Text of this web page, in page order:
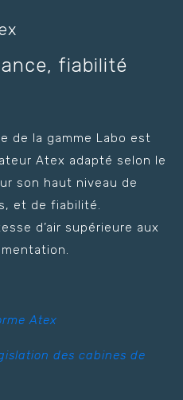
fiabilité
de la gamme Labo est
Atex adapté selon le
son haut niveau de
et de fiabilité.
d’air supérieure aux
Atex
des cabines de